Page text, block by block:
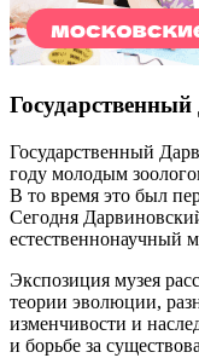
Государственный
году молодым
В то время это был
Сегодня
естественнонаучный
Экспозиция музея
теории эволюции,
изменчивости и
и борьбе за